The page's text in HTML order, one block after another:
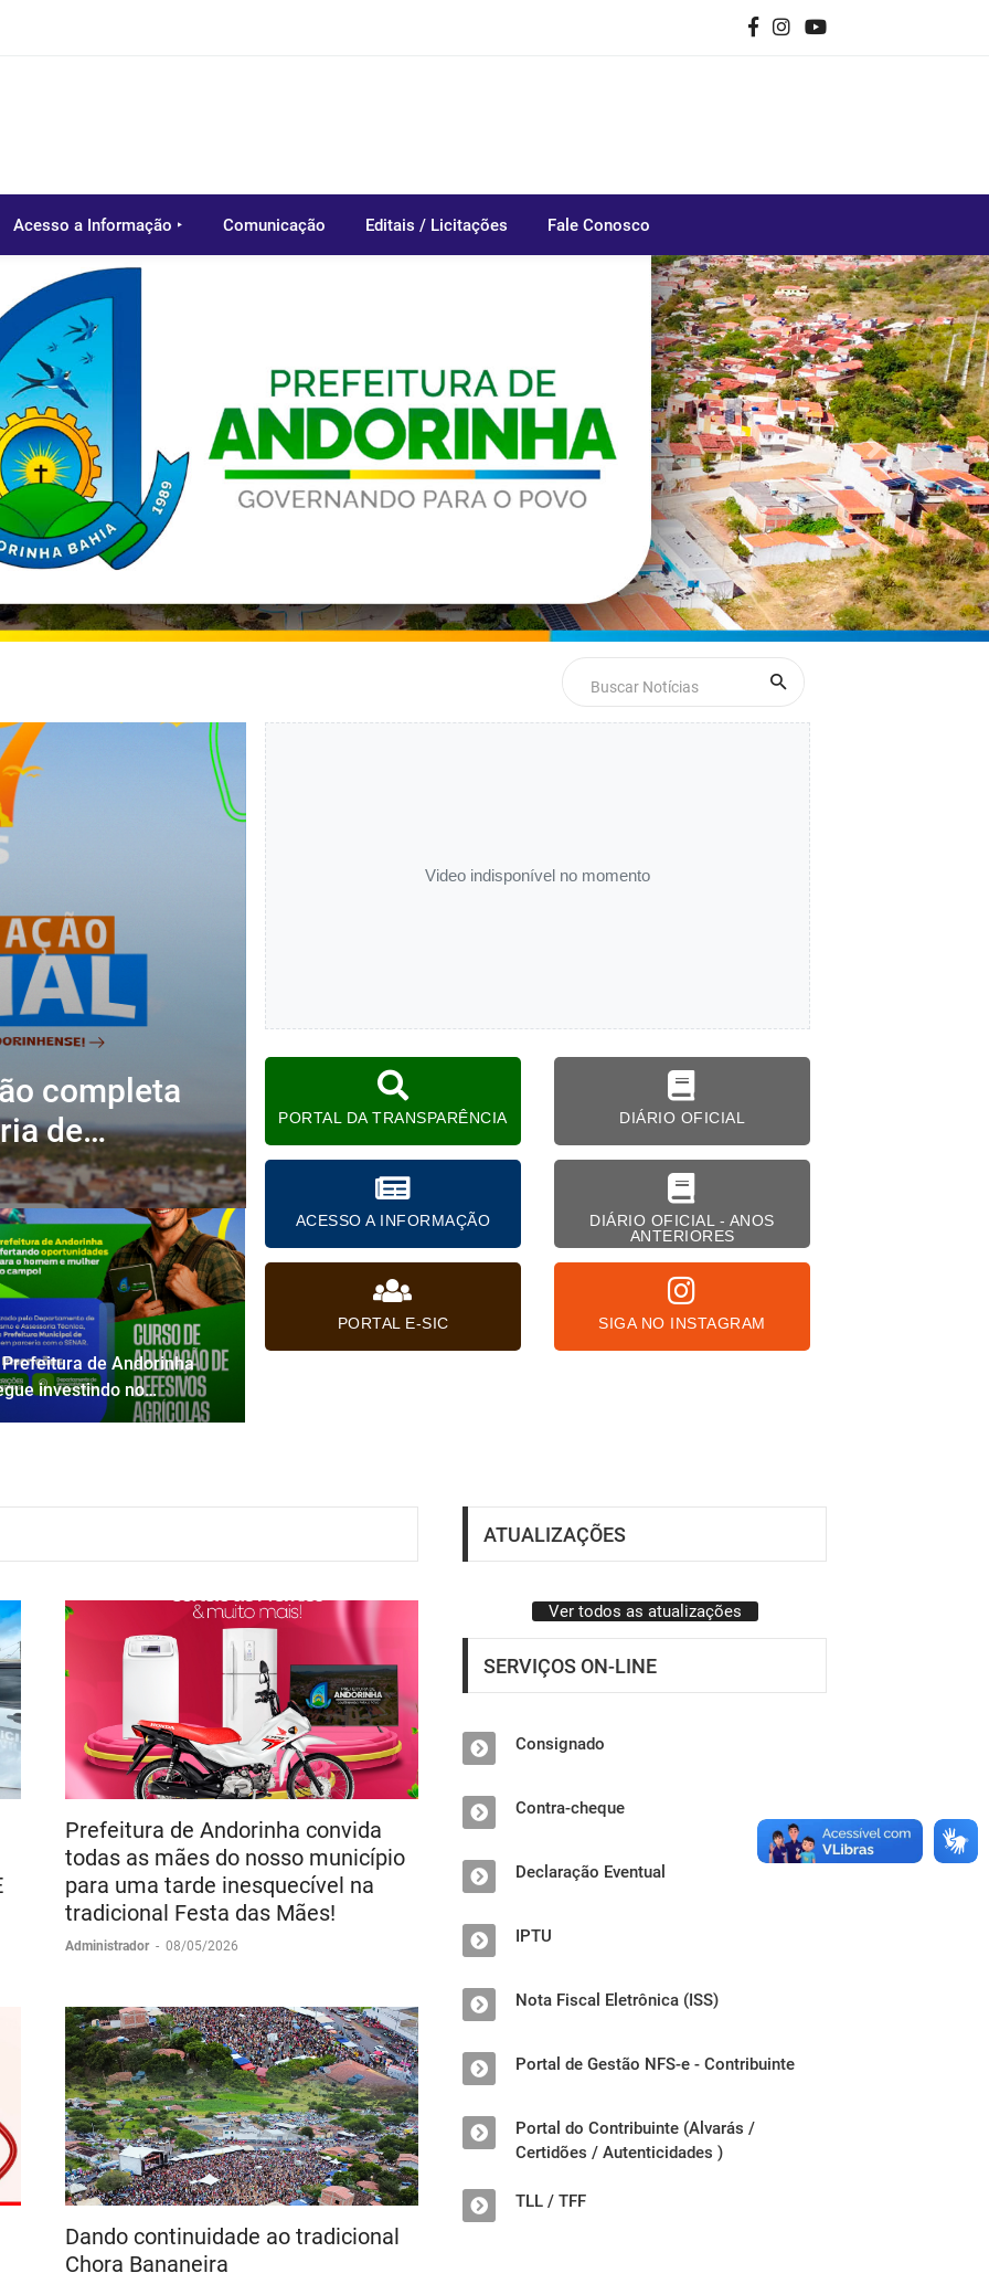
Acesso a Informação ‣ Comunicação Editais / Licitações Fale Conosco
Next
completa
de
de Andorinha
investindo no
da agricultura
Video indisponível no momento
PORTAL DA TRANSPARÊNCIA DIÁRIO OFICIAL
ACESSO A INFORMAÇÃO
DIÁRIO OFICIAL - ANOS
ANTERIORES
PORTAL E-SIC SIGA NO INSTAGRAM
Prefeitura de Andorinha convida
todas as mães do nosso município
para uma tarde inesquecível na
tradicional Festa das Mães!
Administrador - 08/05/2026
Dando continuidade ao tradicional
Chora Bananeira
ATUALIZAÇÕES
Ver todos as atualizações
SERVIÇOS ON-LINE
Consignado
Contra-cheque
Declaração Eventual
IPTU
Nota Fiscal Eletrônica (ISS)
Portal de Gestão NFS-e - Contribuinte
Portal do Contribuinte (Alvarás /
Certidões / Autenticidades )
TLL / TFF